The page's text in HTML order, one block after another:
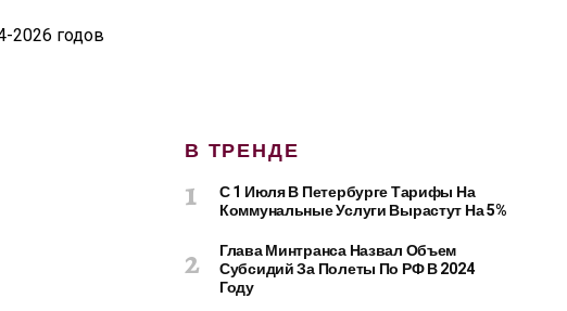
В ТРЕНДЕ
С 1 Июля В Петербурге Тарифы На
Коммунальные Услуги Вырастут На 5%
Глава Минтранса Назвал Объем
Субсидий За Полеты По РФ В 2024
Году